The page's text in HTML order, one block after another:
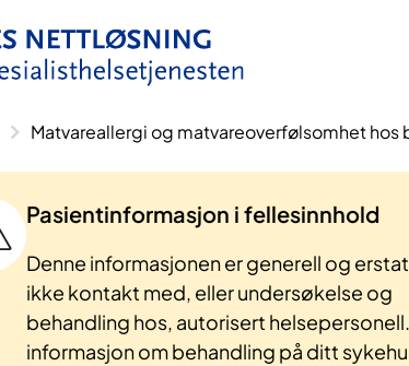
Matvareallergi og matvareoverfølsomhet hos
Pasientinformasjon i fellesinnhold
Denne informasjonen er generell og
ikke kontakt med, eller undersøkelse og
behandling hos, autorisert
informasjon om behandling på ditt